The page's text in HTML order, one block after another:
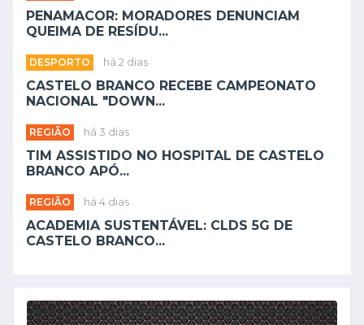
PENAMACOR: MORADORES DENUNCIAM
QUEIMA DE RESÍDU...
DESPORTO há 2 dias
CASTELO BRANCO RECEBE CAMPEONATO
NACIONAL "DOWN...
REGIÃO há 3 dias
TIM ASSISTIDO NO HOSPITAL DE CASTELO
BRANCO APÓ...
REGIÃO há 4 dias
ACADEMIA SUSTENTÁVEL: CLDS 5G DE
CASTELO BRANCO...